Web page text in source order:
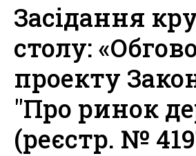
Засідання
столу:
проекту
"Про ринок
(реєстр. №